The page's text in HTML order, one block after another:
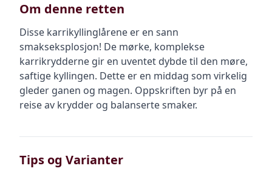
Om denne retten
Disse karrikyllinglårene er en sann
smakseksplosjon! De mørke, komplekse
karrikrydderne gir en uventet dybde til den møre,
saftige kyllingen. Dette er en middag som virkelig
gleder ganen og magen. Oppskriften byr på en
reise av krydder og balanserte smaker.
Tips og Varianter